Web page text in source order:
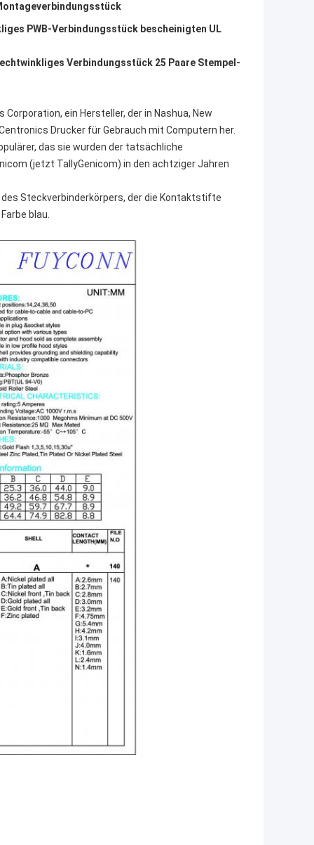
PWB-Verbindungsstück bescheinigten UL
Verbindungsstück 25 Paare Stempel-
ein Hersteller, der in Nashua, New
Drucker für Gebrauch mit Computern her.
das sie wurden der tatsächliche
(jetzt TallyGenicom) in den achtziger Jahren
Steckverbinderkörpers, der die Kontaktstifte
blau.